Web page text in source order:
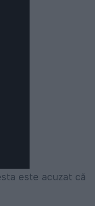
este acuzat că